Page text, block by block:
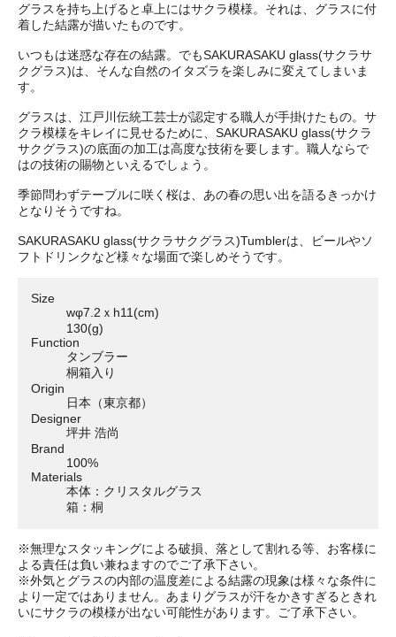
グラスを持ち上げると卓上にはサクラ模様。それは、グラスに付
着した結露が描いたものです。
いつもは迷惑な存在の結露。でもSAKURASAKU glass(サクラサ
クグラス)は、そんな自然のイタズラを楽しみに変えてしまいま
す。
グラスは、江戸川伝統工芸士が認定する職人が手掛けたもの。サ
クラ模様をキレイに見せるために、SAKURASAKU glass(サクラ
サクグラス)の底面の加工は高度な技術を要します。職人ならで
はの技術の賜物といえるでしょう。
季節問わずテーブルに咲く桜は、あの春の思い出を語るきっかけ
となりそうですね。
SAKURASAKU glass(サクラサクグラス)Tumblerは、ビールやソ
フトドリンクなど様々な場面で楽しめそうです。
Size
wφ7.2ｘh11(cm)
130(g)
Function
タンブラー
桐箱入り
Origin
日本（東京都）
Designer
坪井 浩尚
Brand
100%
Materials
本体：クリスタルグラス
箱：桐
※無理なスタッキングによる破損、落として割れる等、お客様に
よる責任は負い兼ねますのでご了承下さい。
※外気とグラスの内部の温度差による結露の現象は様々な条件に
より一定ではありません。あまりグラスが汗をかきすぎるときれ
いにサクラの模様が出ない可能性があります。ご了承下さい。